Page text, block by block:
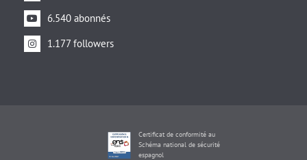
6.540 abonnés
1.177 followers
Certificat de conformité au
Schéma national de sécurité
espagnol